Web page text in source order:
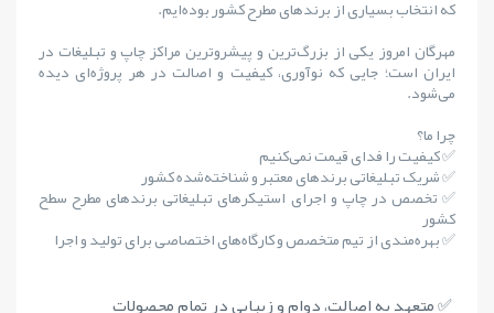
که انتخاب بسیاری از برندهای مطرح کشور بوده‌ایم.
مهرگان امروز یکی از بزرگ‌ترین و پیشروترین مراکز چاپ و تبلیغات در
ایران است؛ جایی که نوآوری، کیفیت و اصالت در هر پروژه‌ای دیده
می‌شود.
چرا ما؟
✅ کیفیت را فدای قیمت نمی‌کنیم
✅ شریک تبلیغاتی برندهای معتبر و شناخته‌شده کشور
✅ تخصص در چاپ و اجرای استیکرهای تبلیغاتی برندهای مطرح سطح
کشور
✅ بهره‌مندی از تیم متخصص و کارگاه‌های اختصاصی برای تولید و اجرا
✅ متعهد به اصالت، دوام و زیبایی در تمام محصولات